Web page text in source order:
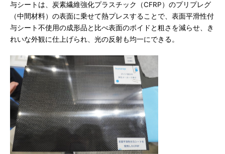
与シートは、炭素繊維強化プラスチック（CFRP）のプリプレグ
（中間材料）の表面に乗せて熱プレスすることで、表面平滑性付
与シート不使用の成形品と比べ表面のボイドと粗さを減らせ、き
れいな外観に仕上げられ、光の反射も均一にできる。